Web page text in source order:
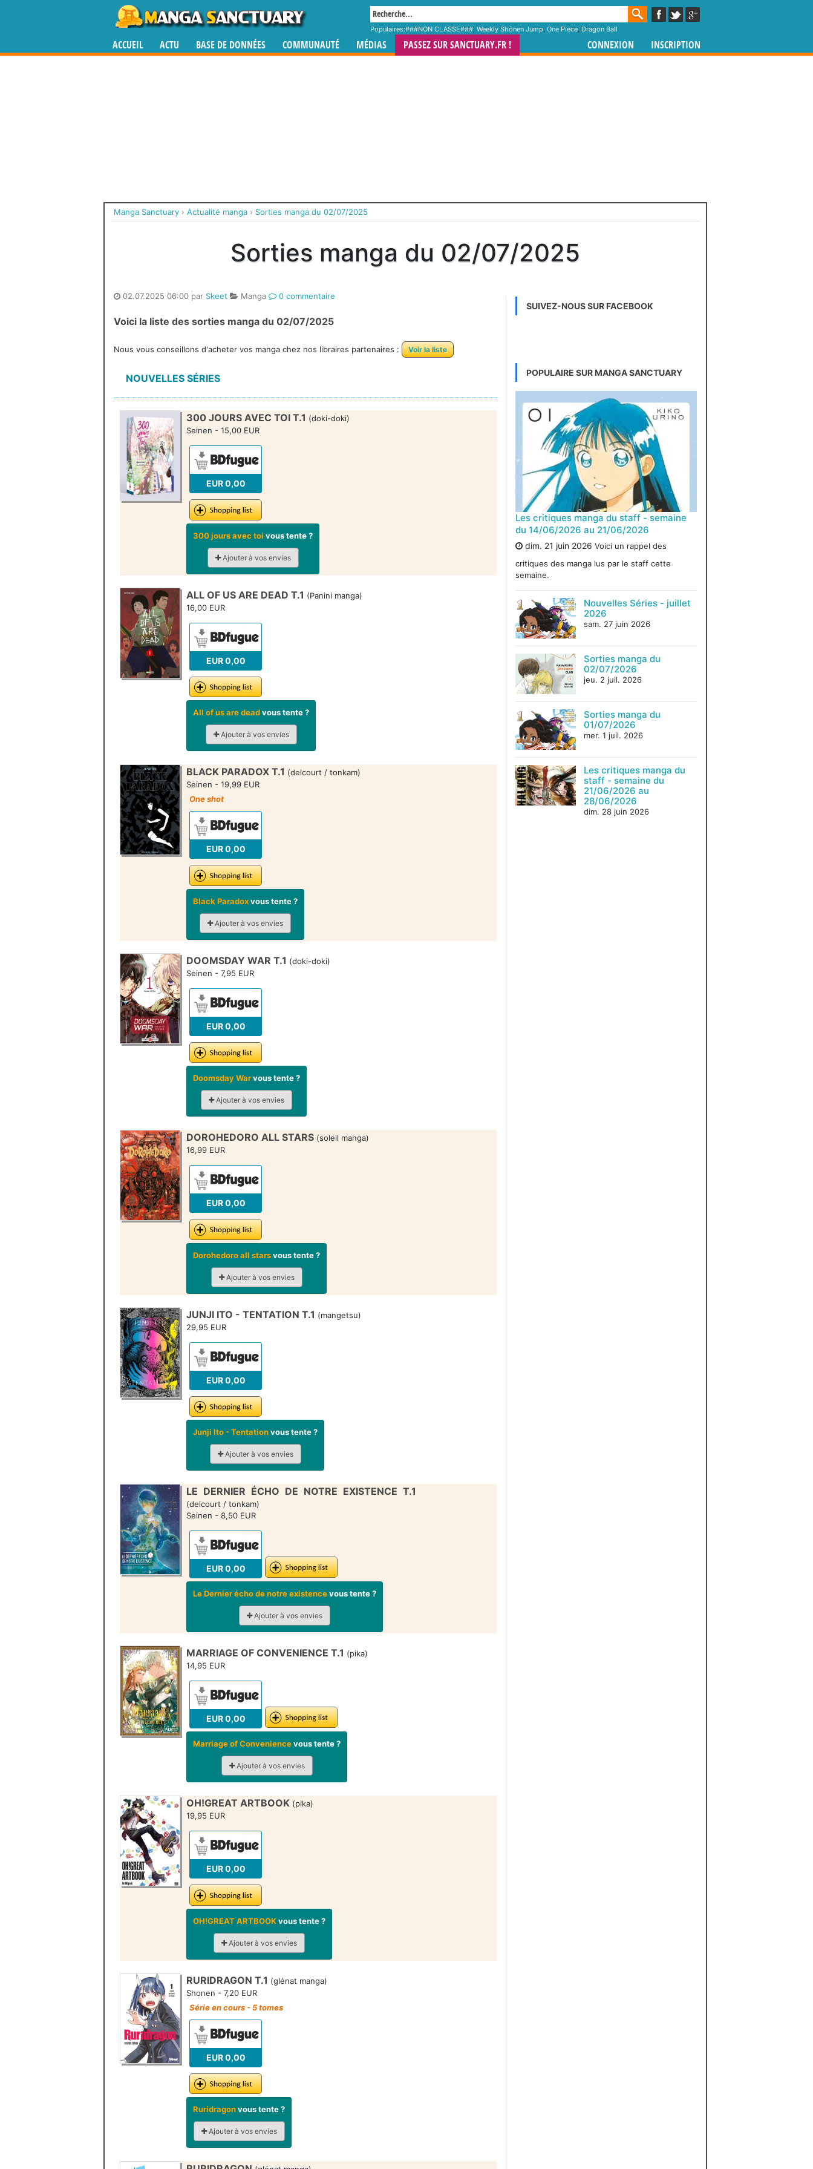
Populaires:###NON CLASSE###, Weekly Shônen Jump, One Piece, Dragon Ball
ACCUEIL ACTU BASE DE DONNÉES COMMUNAUTÉ MÉDIAS PASSEZ SUR SANCTUARY.FR ! CONNEXION INSCRIPTION
Manga Sanctuary › Actualité manga › Sorties manga du 02/07/2025
Sorties manga du 02/07/2025
02.07.2025 06:00 par Skeet Manga 0 commentaire
Voici la liste des sorties manga du 02/07/2025
Nous vous conseillons d'acheter vos manga chez nos libraires partenaires : Voir la liste
NOUVELLES SÉRIES
300 JOURS AVEC TOI T.1 (doki-doki)
Seinen - 15,00 EUR
EUR 0,00
300 jours avec toi vous tente ?
Ajouter à vos envies
ALL OF US ARE DEAD T.1 (Panini manga)
16,00 EUR
EUR 0,00
All of us are deadvous tente ?
Ajouter à vos envies
BLACK PARADOX T.1 (delcourt / tonkam)
Seinen - 19,99 EUR
One shot
EUR 0,00
Black Paradoxvous tente ?
Ajouter à vos envies
DOOMSDAY WAR T.1 (doki-doki)
Seinen - 7,95 EUR
EUR 0,00
Doomsday Warvous tente ?
Ajouter à vos envies
DOROHEDORO ALL STARS (soleil manga)
16,99 EUR
EUR 0,00
Dorohedoro all starsvous tente ?
Ajouter à vos envies
JUNJI ITO - TENTATION T.1 (mangetsu)
29,95 EUR
EUR 0,00
Junji Ito - Tentationvous tente ?
Ajouter à vos envies
LE DERNIER ÉCHO DE NOTRE EXISTENCE T.1
(delcourt / tonkam)
Seinen - 8,50 EUR
EUR 0,00
Le Dernier écho de notre existencevous tente ?
Ajouter à vos envies
MARRIAGE OF CONVENIENCE T.1 (pika)
14,95 EUR
EUR 0,00
Marriage of Conveniencevous tente ?
Ajouter à vos envies
OH!GREAT ARTBOOK (pika)
19,95 EUR
EUR 0,00
OH!GREAT ARTBOOKvous tente ?
Ajouter à vos envies
RURIDRAGON T.1 (glénat manga)
Shonen - 7,20 EUR
Série en cours - 5 tomes
EUR 0,00
Ruridragonvous tente ?
Ajouter à vos envies
SUIVEZ-NOUS SUR FACEBOOK
POPULAIRE SUR MANGA SANCTUARY
Les critiques manga du staff - semaine
du 14/06/2026 au 21/06/2026
dim. 21 juin 2026 Voici un rappel des
critiques des manga lus par le staff cette
semaine.
Nouvelles Séries - juillet
2026
sam. 27 juin 2026
Sorties manga du
02/07/2026
jeu. 2 juil. 2026
Sorties manga du
01/07/2026
mer. 1 juil. 2026
Les critiques manga du
staff - semaine du
21/06/2026 au
28/06/2026
dim. 28 juin 2026